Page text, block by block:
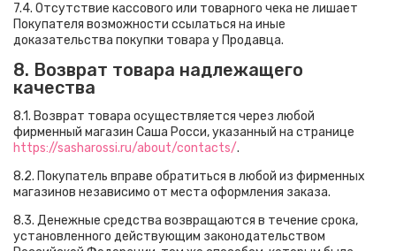
7.4. Отсутствие кассового или товарного чека не лишает
Покупателя возможности ссылаться на иные
доказательства покупки товара у Продавца.
8. Возврат товара надлежащего
качества
8.1. Возврат товара осуществляется через любой
фирменный магазин Саша Росси, указанный на странице
https://sasharossi.ru/about/contacts/.
8.2. Покупатель вправе обратиться в любой из фирменных
магазинов независимо от места оформления заказа.
8.3. Денежные средства возвращаются в течение срока,
установленного действующим законодательством